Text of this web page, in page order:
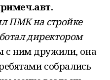
ПМК на стройке
директором
ним дружили, она
собрались